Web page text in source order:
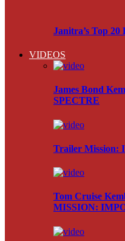
Janitra’s Top 20
VIDEOS
James Bond
SPECTRE
Trailer Mission:
Tom Cruise
MISSION: